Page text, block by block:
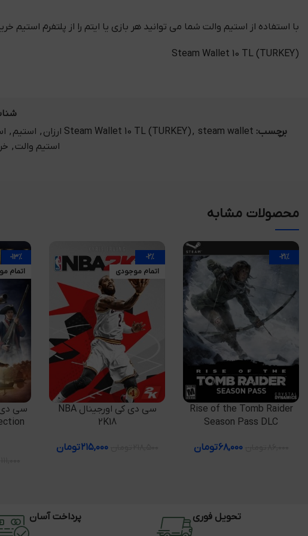
با استفاده از استیم والت شما می توانید هر بازی یا ایتم را از پلتفرم استیم
Steam Wallet 10 TL (TURKEY)
برچسب:
Steam Wallet 10 TL (TURKEY), steam wallet ارزان , استیم ,
استیم والت,
محصولات مشابه
-21%
افزودن به سبد خرید
Rise of the Tomb Raider
Season Pass DLC
۶۸,۰۰۰تومان
-2%
اتمام موجودی
اطلاعات بیشتر
سی دی کی اورجینال NBA
2K18
۲۱۵,۰۰۰تومان
-13%
اتمام
اطلاعات
تحویل فوری پرداخت آسان